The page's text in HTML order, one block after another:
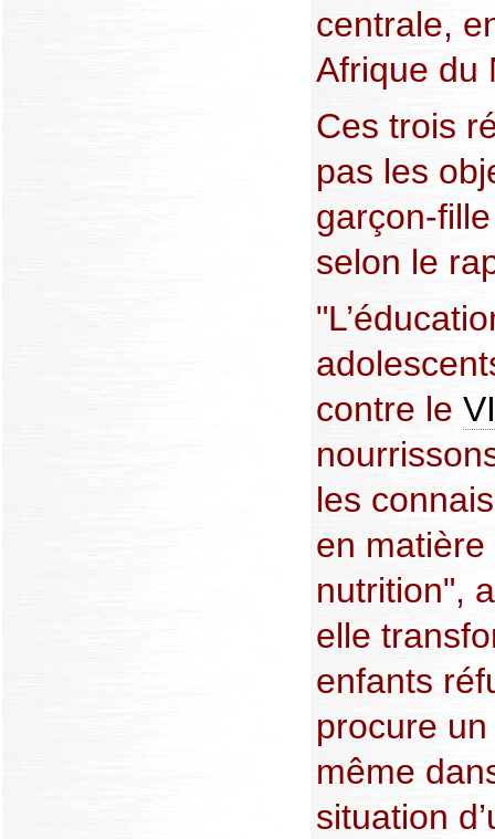
centrale,
Afrique du
Ces trois
pas les
garçon-
selon le
contre le
les
en
nutrition",
elle
enfants
procure
même
situation